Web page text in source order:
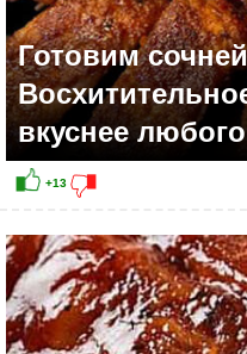
+7
Готовим
вкуснее